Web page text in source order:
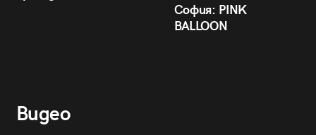
София: PINK
BALLOON
Видео